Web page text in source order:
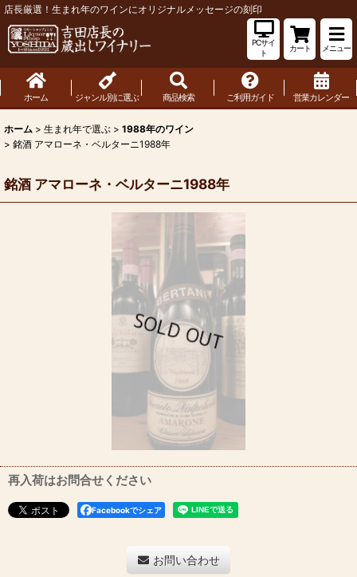
店長厳選！生まれ年のワインにオリジナルメッセージの刻印
PCサイ
ト
カート メニュー
ホーム ジャンル別に選ぶ 商品検索 ご利用ガイド 営業カレンダー
ホーム > 生まれ年で選ぶ > 1988年のワイン
> 銘酒 アマローネ・ベルターニ1988年
銘酒 アマローネ・ベルターニ1988年
再入荷はお問合せください
Facebookでシェア
お問い合わせ